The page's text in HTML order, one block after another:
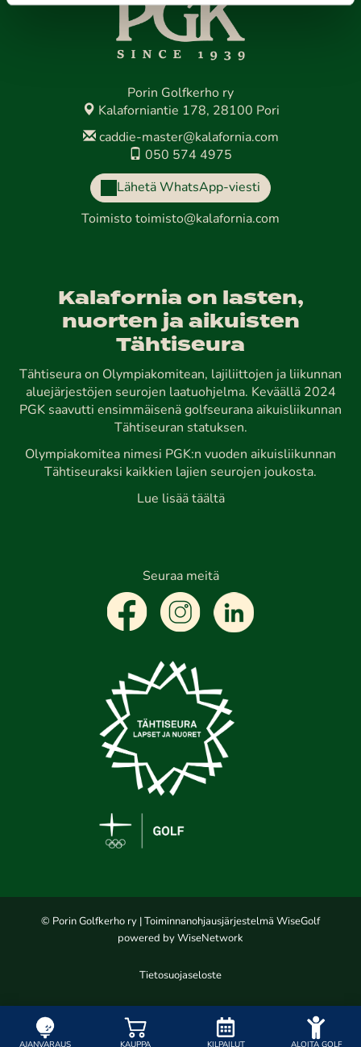
AJANVARAUS KAUPPA KILPAILUT ALOITA GOLF
Porin Golfkerho ry
Kalaforniantie 178, 28100 Pori
caddie-master@kalafornia.com
050 574 4975
Lähetä WhatsApp-viesti
Toimisto toimisto@kalafornia.com
Kalafornia on lasten,
nuorten ja aikuisten
Tähtiseura
Tähtiseura on Olympiakomitean, lajiliittojen ja liikunnan
aluejärjestöjen seurojen laatuohjelma. Keväällä 2024
PGK saavutti ensimmäisenä golfseurana aikuisliikunnan
Tähtiseuran statuksen.
Olympiakomitea nimesi PGK:n vuoden aikuisliikunnan
Tähtiseuraksi kaikkien lajien seurojen joukosta.
Lue lisää täältä
Seuraa meitä
© Porin Golfkerho ry | Toiminnanohjausjärjestelmä WiseGolf
powered by WiseNetwork
Tietosuojaseloste